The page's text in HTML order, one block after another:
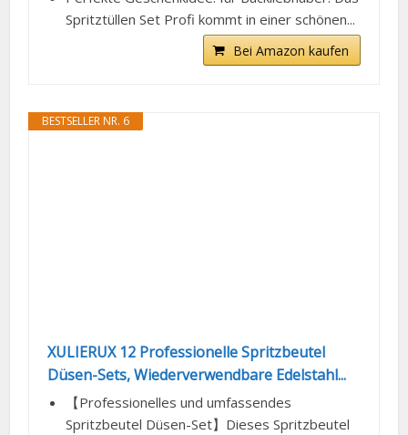
Spritztüllen Set Profi kommt in einer schönen...
Bei Amazon kaufen
BESTSELLER NR. 6
XULIERUX 12 Professionelle Spritzbeutel
Düsen-Sets, Wiederverwendbare Edelstahl...
【Professionelles und umfassendes
Spritzbeutel Düsen-Set】Dieses Spritzbeutel